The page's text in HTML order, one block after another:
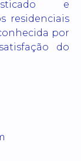
e
residenciais
por
do